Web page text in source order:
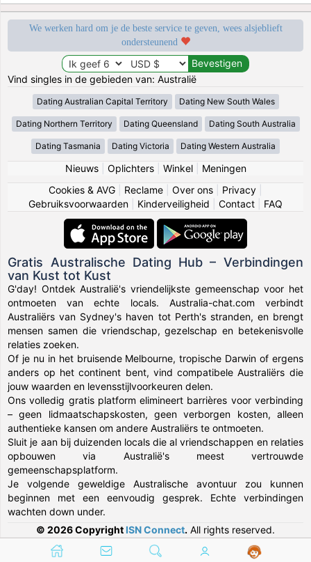
We werken hard om je de beste service te geven, wees alsjeblieft
ondersteunend
Vind singles in de gebieden van: Australië
Dating Australian Capital Territory Dating New South Wales
Dating Northern Territory Dating Queensland Dating South Australia
Dating Tasmania Dating Victoria Dating Western Australia
Nieuws| Oplichters| Winkel| Meningen
Cookies & AVG
Reclame Over ons Privacy
Gebruiksvoorwaarden
Kinderveiligheid Contact FAQ
Gratis Australische Dating Hub – Verbindingen
van Kust tot Kust
G'day! Ontdek Australië's vriendelijkste gemeenschap voor het
ontmoeten van echte locals. Australia-chat.com verbindt
Australiërs van Sydney's haven tot Perth's stranden, en brengt
mensen samen die vriendschap, gezelschap en betekenisvolle
relaties zoeken.
Of je nu in het bruisende Melbourne, tropische Darwin of ergens
anders op het continent bent, vind compatibele Australiërs die
jouw waarden en levensstijlvoorkeuren delen.
Ons volledig gratis platform elimineert barrières voor verbinding
– geen lidmaatschapskosten, geen verborgen kosten, alleen
authentieke kansen om andere Australiërs te ontmoeten.
Sluit je aan bij duizenden locals die al vriendschappen en relaties
opbouwen via Australië's meest vertrouwde
gemeenschapsplatform.
Je volgende geweldige Australische avontuur zou kunnen
beginnen met een eenvoudig gesprek. Echte verbindingen
wachten down under.
© 2026 Copyright ISN Connect. All rights reserved.